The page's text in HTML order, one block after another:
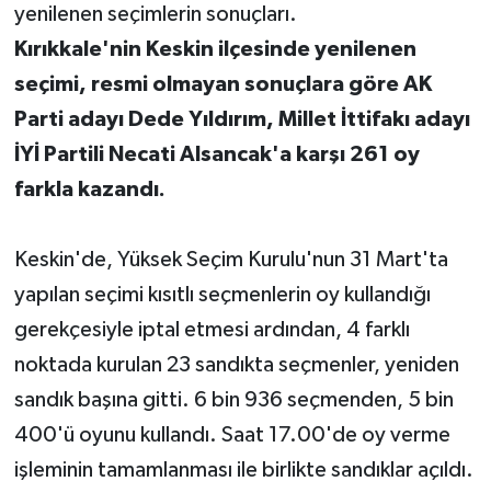
yenilenen seçimlerin sonuçları.
Kırıkkale'nin Keskin ilçesinde yenilenen
seçimi, resmi olmayan sonuçlara göre AK
Parti adayı Dede Yıldırım, Millet İttifakı adayı
İYİ Partili Necati Alsancak'a karşı 261 oy
farkla kazandı.
Keskin'de, Yüksek Seçim Kurulu'nun 31 Mart'ta
yapılan seçimi kısıtlı seçmenlerin oy kullandığı
gerekçesiyle iptal etmesi ardından, 4 farklı
noktada kurulan 23 sandıkta seçmenler, yeniden
sandık başına gitti. 6 bin 936 seçmenden, 5 bin
400'ü oyunu kullandı. Saat 17.00'de oy verme
işleminin tamamlanması ile birlikte sandıklar açıldı.